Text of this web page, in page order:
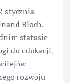
stycznia
Bloch.
statusie
do edukacji,
rozwoju